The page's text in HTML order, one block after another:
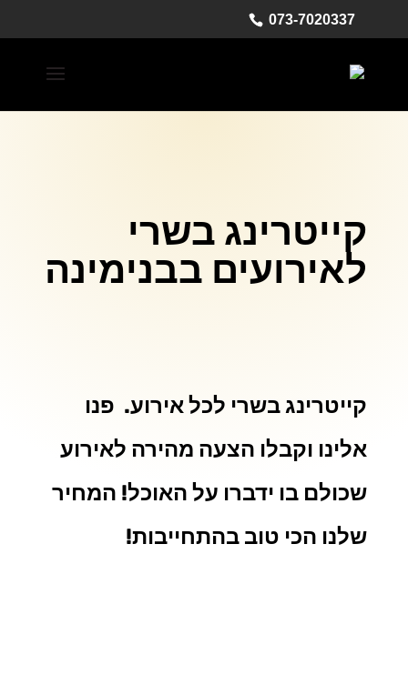
073-7020337
קייטרינג בשרי
לאירועים בבנימינה
קייטרינג בשרי לכל אירוע. פנו
אלינו וקבלו הצעה מהירה לאירוע
שכולם בו ידברו על האוכל! המחיר
שלנו הכי טוב בהתחייבות!